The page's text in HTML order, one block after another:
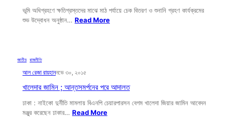
ভূমি অধিগ্রহণে ক্ষতিগ্রস্তদের মাঝে মাঠ পর্যায়ে চেক বিতরণ ও শুনানি গ্রহণ কার্যক্রমের
শুভ উদ্বোধন অনুষ্ঠান… Read More
জাতীয় রাজনীতি
আল রেজা রায়হাননভে ৩০, ২০১৫
খালেদার জামিন ; আন্তসমর্পনের পরে আদালত
ঢাকা : নাইকো দুর্নীতি মামলায় বিএনপি চেয়ারপারসন বেগম খালেদা জিয়ার জামিন আবেদন
মঞ্জুর করেছেন ঢাকার… Read More